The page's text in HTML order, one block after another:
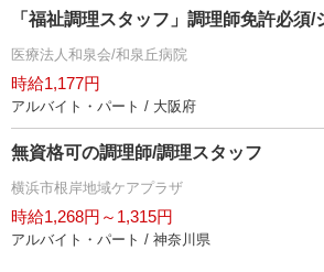
「福祉調理スタッフ」調理師免許必須
医療法人和泉会/和泉丘病院
時給1,177円
アルバイト・パート / 大阪府
無資格可の調理師/調理スタッフ
横浜市根岸地域ケアプラザ
時給1,268円～1,315円
アルバイト・パート / 神奈川県